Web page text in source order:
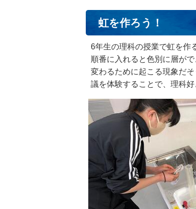
虹を作ろう！
6年生の理科の授業で虹を作
順番に入れると色別に層が
変わるために起こる現象だ
議を体験することで、理科